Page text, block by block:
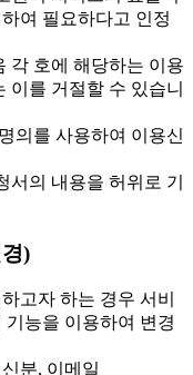
여 필요하다고 인정
호에 해당하는 이용
이를 거절할 수 있습니
의를 사용하여 이용신
서의 내용을 허위로 기
)
고자 하는 경우 서비
능을 이용하여 변경
분, 이메일